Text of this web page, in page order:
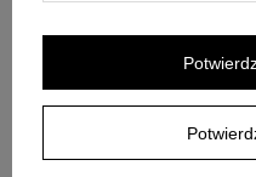
Pytanie:Jak
Na
nadruk metodą UV.
Pytanie:Czy na wieku